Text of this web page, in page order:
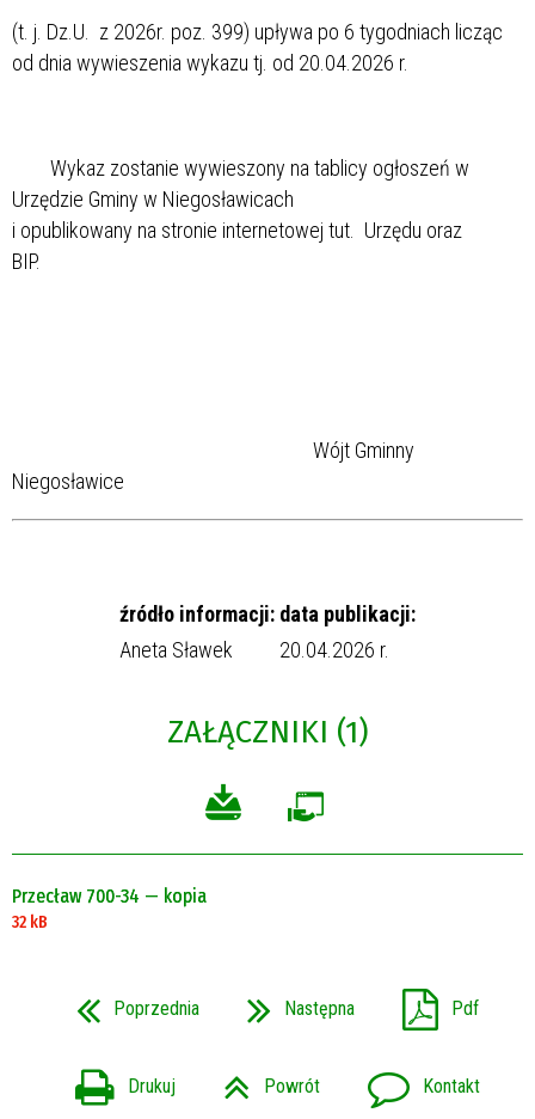
(t. j. Dz.U. z 2026r. poz. 399) upływa po 6 tygodniach licząc
od dnia wywieszenia wykazu tj. od 20.04.2026 r.
Wykaz zostanie wywieszony na tablicy ogłoszeń w
Urzędzie Gminy w Niegosławicach
i opublikowany na stronie internetowej tut. Urzędu oraz
BIP.
Wójt Gminny
Niegosławice
źródło informacji: data publikacji:
Aneta Sławek
20.04.2026 r.
ZAŁĄCZNIKI (1)
Przecław 700-34 — kopia
32 kB
Poprzednia Następna Pdf
Drukuj Powrót Kontakt